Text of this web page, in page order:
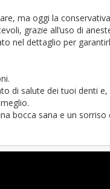
ma oggi la
grazie all’uso di
nel dettaglio per
di salute dei tuoi denti e,
bocca sana e un sorriso